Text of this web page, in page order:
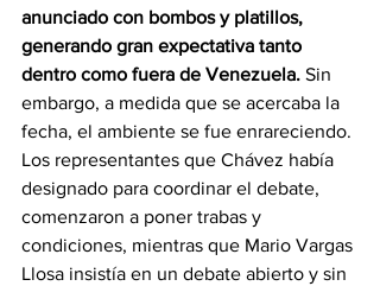
anunciado con bombos y platillos,
generando gran expectativa tanto
dentro como fuera de Venezuela. Sin
embargo, a medida que se acercaba la
fecha, el ambiente se fue enrareciendo.
Los representantes que Chávez había
designado para coordinar el debate,
comenzaron a poner trabas y
condiciones, mientras que Mario Vargas
Llosa insistía en un debate abierto y sin